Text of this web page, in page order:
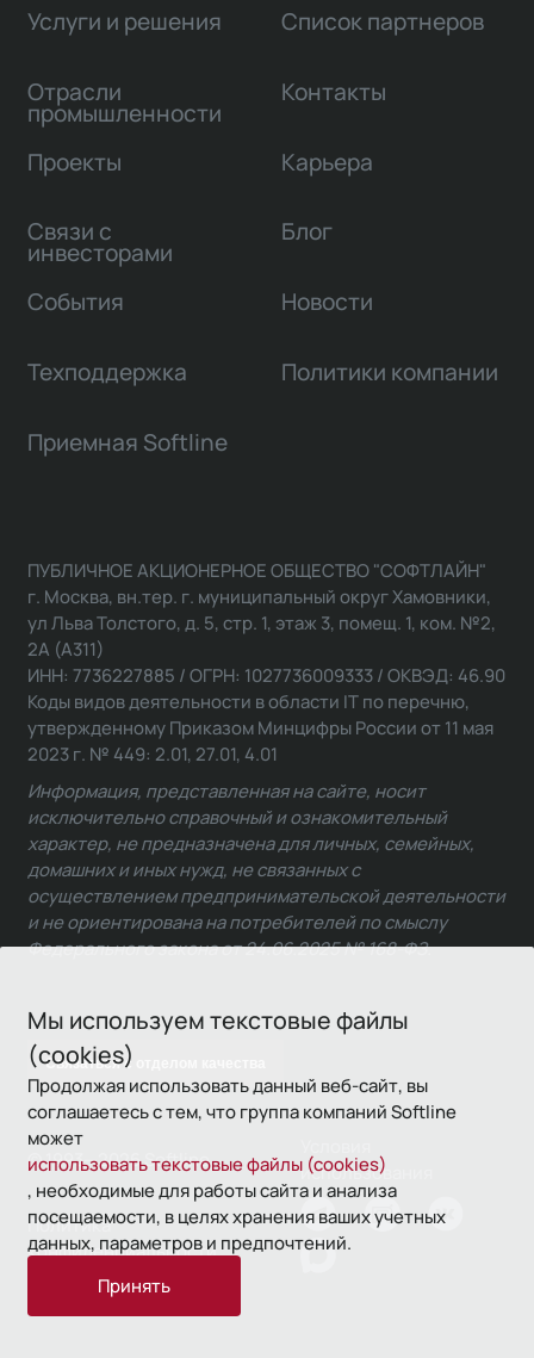
Мы используем текстовые файлы
(cookies)
Продолжая использовать данный веб-сайт, вы
соглашаетесь с тем, что группа компаний Softline
может
использовать текстовые файлы (cookies)
, необходимые для работы сайта и анализа
посещаемости, в целях хранения ваших учетных
данных, параметров и предпочтений.
Принять
Услуги и решения
Отрасли
промышленности
Проекты
Связи с
инвесторами
Список партнеров
Контакты
Карьера
Блог
События Новости
Техподдержка Политики компании
Приемная Softline
Связаться с отделом качества
ПУБЛИЧНОЕ АКЦИОНЕРНОЕ ОБЩЕСТВО "СОФТЛАЙН"
г. Москва, вн.тер. г. муниципальный округ Хамовники,
ул Льва Толстого, д. 5, стр. 1, этаж 3, помещ. 1, ком. №2,
2А (А311)
ИНН: 7736227885 / ОГРН: 1027736009333 / ОКВЭД: 46.90
Коды видов деятельности в области IT по перечню,
утвержденному Приказом Минцифры России от 11 мая
2023 г. № 449: 2.01, 27.01, 4.01
Информация, представленная на сайте, носит
исключительно справочный и ознакомительный
характер, не предназначена для личных, семейных,
домашних и иных нужд, не связанных с
осуществлением предпринимательской деятельности
и не ориентирована на потребителей по смыслу
Федерального закона от 24.06.2025 № 168-ФЗ.
© 1993—2026 Softline
использования
Политика
конфиденциальности